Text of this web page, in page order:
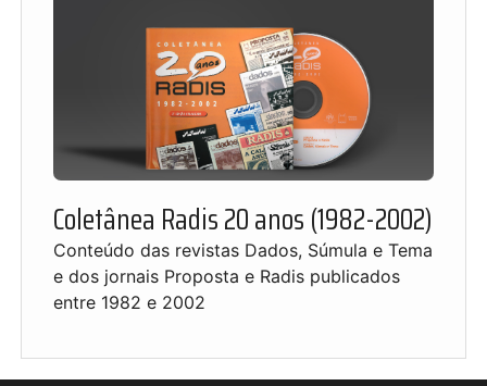
Coletânea Radis 20 anos (1982-2002)
Conteúdo das revistas Dados, Súmula e Tema
e dos jornais Proposta e Radis publicados
entre 1982 e 2002